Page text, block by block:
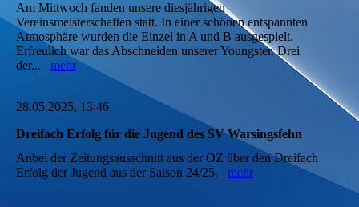
Am Mittwoch fanden unsere diesjährigen
Vereinsmeisterschaften statt. In einer schönen entspannten
Atmosphäre wurden die Einzel in A und B ausgespielt.
Erfreulich war das Abschneiden unserer Youngster. Drei
der... mehr
28.05.2025, 13:46
Dreifach Erfolg für die Jugend des SV Warsingsfehn
Anbei der Zeitungsausschnitt aus der OZ über den Dreifach
Erfolg der Jugend aus der Saison 24/25. mehr